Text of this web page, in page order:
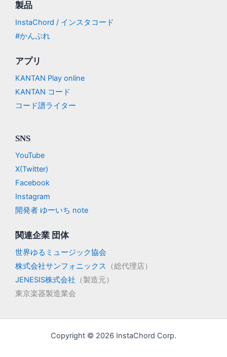
製品
InstaChord / インスタコード
#かんぷれ
アプリ
KANTAN Play online
KANTAN コード
コード譜ライター
SNS
YouTube
X(Twitter)
Facebook
Instagram
開発者 ゆーいち note
関連企業 団体
世界ゆるミュージック協会
株式会社サンフォニックス
（総代理店）
JENESIS株式会社 （製造元）
東京楽器製造業会
Copyright © 2026 InstaChord Corp.